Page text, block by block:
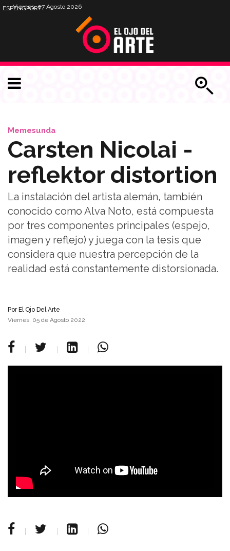
Viernes, 07 Agosto 2026
ESPENGPORT
Memesunda
Carsten Nicolai -
reflektor distortion
La instalación del artista alemán, también
conocido como Alva Noto, está compuesta
por tres componentes principales (espejo,
imagen y reflejo) y juega con la tesis que
considera que nuestra percepción de la
realidad está constantemente distorsionada.
Por El Ojo Del Arte
Viernes, 05 de Agosto 2022